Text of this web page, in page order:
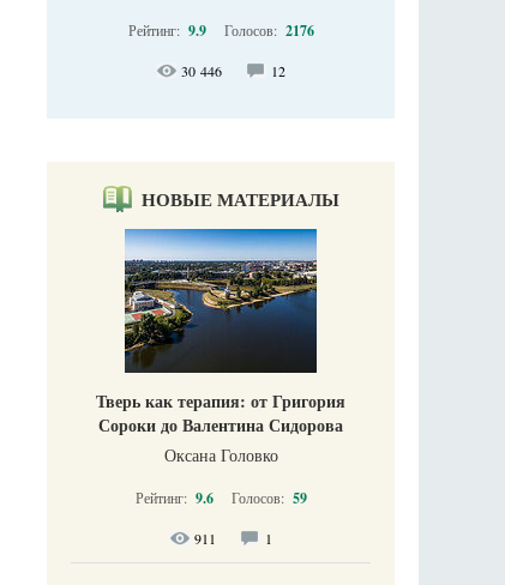
Рейтинг: 9.9 Голосов: 2176
30 446 12
НОВЫЕ МАТЕРИАЛЫ
Тверь как терапия: от Григория
Сороки до Валентина Сидорова
Оксана Головко
Рейтинг: 9.6 Голосов: 59
911 1